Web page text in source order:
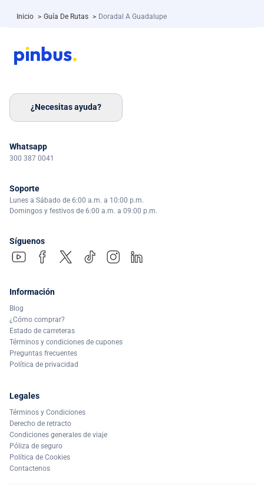
Inicio > Guía De Rutas > Doradal A Guadalupe
¿Necesitas ayuda?
Whatsapp
300 387 0041
Soporte
Lunes a Sábado de 6:00 a.m. a 10:00 p.m.
Domingos y festivos de 6:00 a.m. a 09:00 p.m.
Síguenos
Información
Blog
¿Cómo comprar?
Estado de carreteras
Términos y condiciones de cupones
Preguntas frecuentes
Política de privacidad
Legales
Términos y Condiciones
Derecho de retracto
Condiciones generales de viaje
Póliza de seguro
Política de Cookies
Contactenos